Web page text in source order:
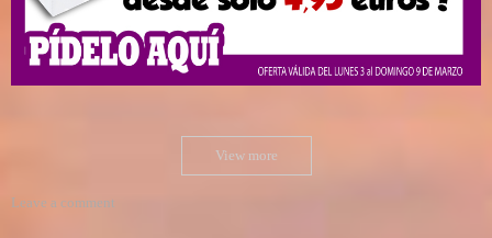
View more
Leave a comment